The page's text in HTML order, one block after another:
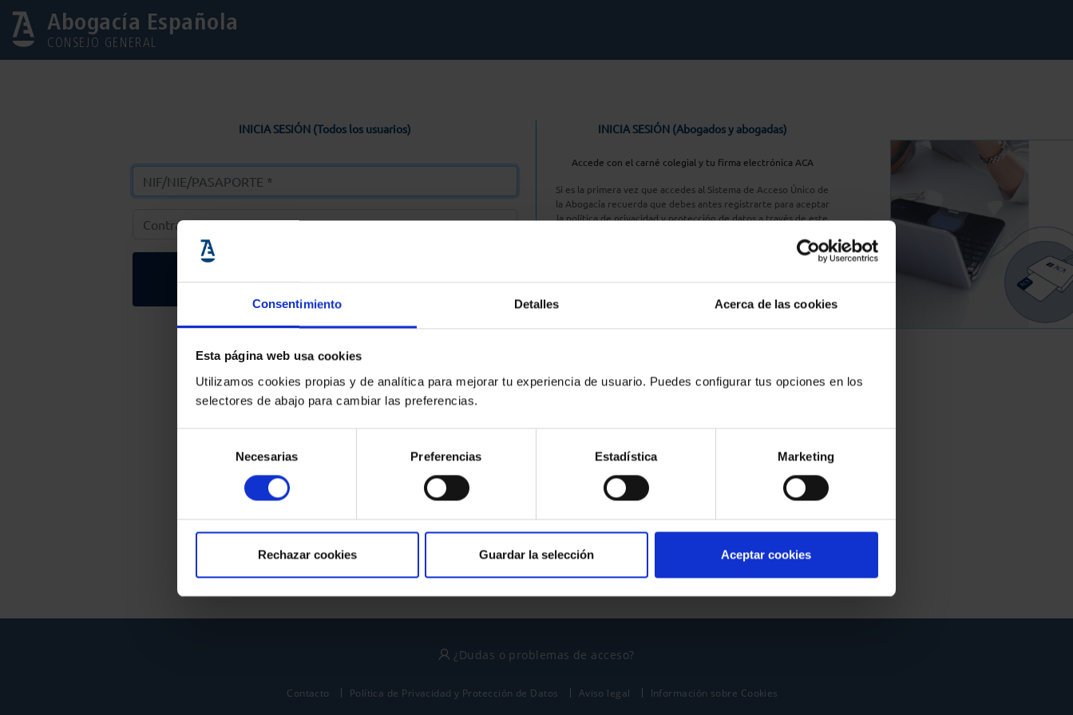
Consentimiento Detalles Acerca de las cookies
Esta página web usa cookies
Utilizamos cookies propias y de analítica para mejorar tu experiencia de usuario. Puedes configurar tus opciones en los
selectores de abajo para cambiar las preferencias.
consentimiento
Necesarias Preferencias Estadística Marketing
Rechazar cookies Guardar la selección Aceptar cookies
Abogacía Española
CONSEJO GENERAL
INICIA SESIÓN (Todos los usuarios)
Entrar
Solicitar Contraseña
INICIA SESIÓN (Abogados y abogadas)
Accede con el carné colegial y tu firma electrónica ACA
Si es la primera vez que accedes al Sistema de Acceso Único de
la Abogacía recuerda que debes antes registrarte para aceptar
la política de privacidad y protección de datos a través de este
Entrar con ACA Plus
¿No tienes cuenta?
política de privacidad
y términos del servicio
¿Dudas o problemas de acceso?
Contacto Política de Privacidad y Protección de Datos Aviso legal Información sobre Cookies